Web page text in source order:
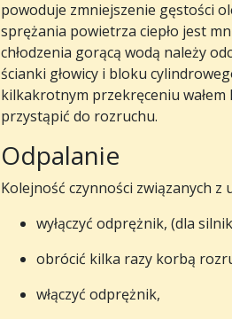
powoduje zmniejszenie gęstości
sprężania powietrza ciepło jest
chłodzenia gorącą wodą należy
ścianki głowicy i bloku
kilkakrotnym przekręceniu
przystąpić do rozruchu.
Odpalanie
Kolejność czynności związanych
wyłączyć odprężnik, (dla
obrócić kilka razy korbą
włączyć odprężnik,